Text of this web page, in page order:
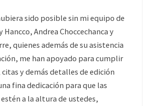
sido posible sin mi equipo de
Andrea Choccechanca y
quienes además de su asistencia
me han apoyado para cumplir
y demás detalles de edición
fina dedicación para que las
a la altura de ustedes,